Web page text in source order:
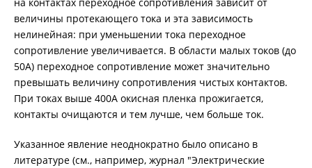
КОМПЛЕКТЫ ДЛЯ ЭЛЕКТРОТЕХНИЧЕСКИХ
ТРАССОПОИСКОВОЕ УСТРОЙСТВО И
ИДЕНТИФИКАТОРЫ НИЗКОВОЛЬТНОЙ СЕТИ
ДОПОЛНИТЕЛЬНОЕ ОБОРУДОВАНИЕ
величины протекающего тока и эта зависимость
нелинейная: при уменьшении тока переходное
сопротивление увеличивается. В области малых токов (до
50А) переходное сопротивление может значительно
превышать величину сопротивления чистых контактов.
При токах выше 400А окисная пленка прожигается,
контакты очищаются и тем лучше, чем больше ток.
Указанное явление неоднократно было описано в
литературе (см., например, журнал "Электрические